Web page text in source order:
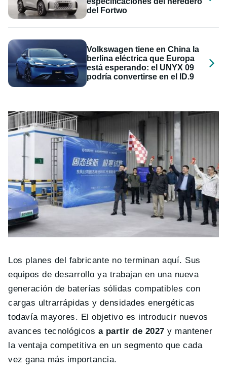
del Fortwo
Volkswagen tiene en China la
berlina eléctrica que Europa
está esperando: el UNYX 09
podría convertirse en el ID.9
Los planes del fabricante no terminan aquí. Sus
equipos de desarrollo ya trabajan en una nueva
generación de baterías sólidas compatibles con
cargas ultrarrápidas y densidades energéticas
todavía mayores. El objetivo es introducir nuevos
avances tecnológicos a partir de 2027 y mantener
la ventaja competitiva en un segmento que cada
vez gana más importancia.